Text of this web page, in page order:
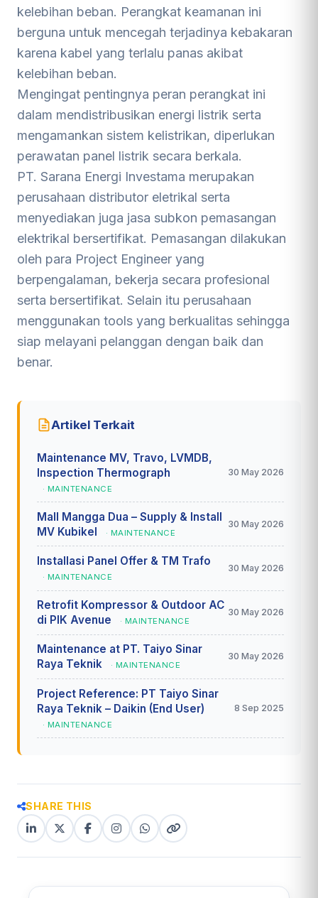
kelebihan beban. Perangkat keamanan ini
berguna untuk mencegah terjadinya kebakaran
karena kabel yang terlalu panas akibat
kelebihan beban.
Mengingat pentingnya peran perangkat ini
dalam mendistribusikan energi listrik serta
mengamankan sistem kelistrikan, diperlukan
perawatan panel listrik secara berkala.
PT. Sarana Energi Investama merupakan
perusahaan distributor eletrikal serta
menyediakan juga jasa subkon pemasangan
elektrikal bersertifikat. Pemasangan dilakukan
oleh para Project Engineer yang
berpengalaman, bekerja secara profesional
serta bersertifikat. Selain itu perusahaan
menggunakan tools yang berkualitas sehingga
siap melayani pelanggan dengan baik dan
benar.
Artikel Terkait
Maintenance MV, Travo, LVMDB,
Inspection Thermograph
· MAINTENANCE
30 May 2026
Mall Mangga Dua – Supply & Install
MV Kubikel
· MAINTENANCE
30 May 2026
Installasi Panel Offer & TM Trafo
· MAINTENANCE
30 May 2026
Retrofit Kompressor & Outdoor AC
di PIK Avenue
· MAINTENANCE
30 May 2026
Maintenance at PT. Taiyo Sinar
Raya Teknik
· MAINTENANCE
30 May 2026
Project Reference: PT Taiyo Sinar
Raya Teknik – Daikin (End User)
· MAINTENANCE
8 Sep 2025
SHARE THIS
LinkedIn
X
(Twitter)
FacebookInstagram
(copy
WhatsApp
Copy
link